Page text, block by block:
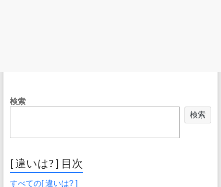
検索
検索
[ 違いは? ] 目次
すべての[ 違いは? ]